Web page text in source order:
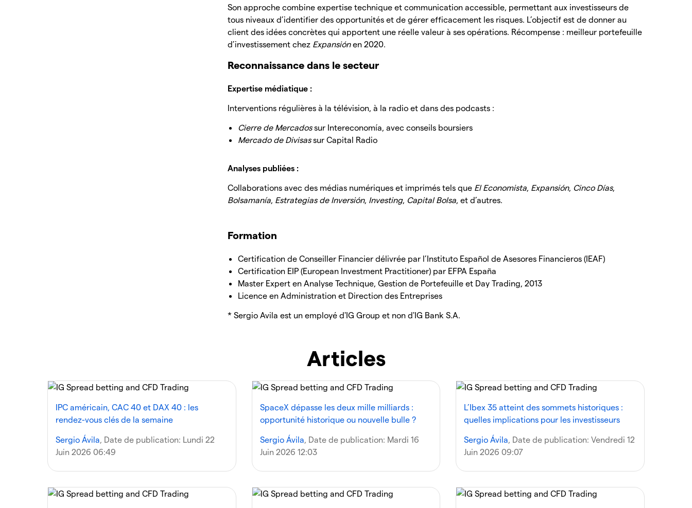
Son approche combine expertise technique et communication accessible, permettant aux investisseurs de
tous niveaux d’identifier des opportunités et de gérer efficacement les risques. L’objectif est de donner au
client des idées concrètes qui apportent une réelle valeur à ses opérations. Récompense : meilleur portefeuille
d’investissement chez Expansiónen 2020.
Reconnaissance dans le secteur
Expertise médiatique :
Interventions régulières à la télévision, à la radio et dans des podcasts :
Cierre de Mercadossur Intereconomía, avec conseils boursiers
Mercado de Divisassur Capital Radio
Analyses publiées :
Collaborations avec des médias numériques et imprimés tels que El Economista, Expansión, Cinco Días,
Bolsamanía, Estrategias de Inversión, Investing, Capital Bolsa, et d’autres.
Formation
Certification de Conseiller Financier délivrée par l’Instituto Español de Asesores Financieros (IEAF)
Certification EIP (European Investment Practitioner) par EFPA España
Master Expert en Analyse Technique, Gestion de Portefeuille et Day Trading, 2013
Licence en Administration et Direction des Entreprises
* Sergio Avila est un employé d'IG Group et non d'IG Bank S.A.
Articles
IPC américain, CAC 40 et DAX 40 : les
rendez-vous clés de la semaine
Sergio Ávila, Date de publication: Lundi 22
Juin 2026 06:49
SpaceX dépasse les deux mille milliards :
opportunité historique ou nouvelle bulle ?
Sergio Ávila, Date de publication: Mardi 16
Juin 2026 12:03
L’Ibex 35 atteint des sommets historiques :
quelles implications pour les investisseurs
Sergio Ávila, Date de publication:Vendredi 12
Juin 2026 09:07